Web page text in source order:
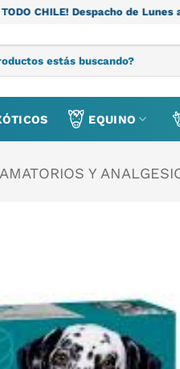
Despacho de Lunes a Viernes.
EQUINO
Y